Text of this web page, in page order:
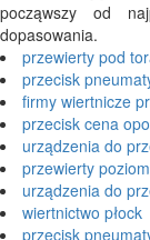
począwszy od
dopasowania.
przewierty pod
przecisk
firmy wiertnicze
przecisk cena
urządzenia do
przewierty
urządzenia do
wiertnictwo płock
przecisk